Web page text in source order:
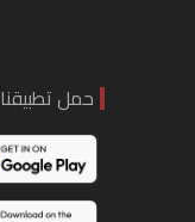
حمل تطبيقنا